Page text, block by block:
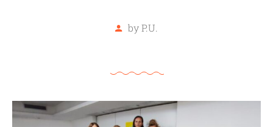
by P.U.